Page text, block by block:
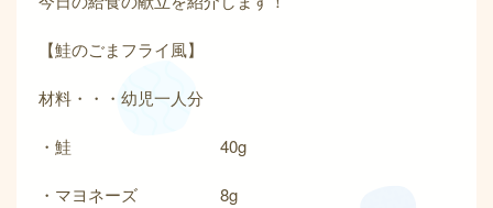
【鮭のごまフライ風】
材料・・・幼児一人分
・鮭 40g
・マヨネーズ 8g